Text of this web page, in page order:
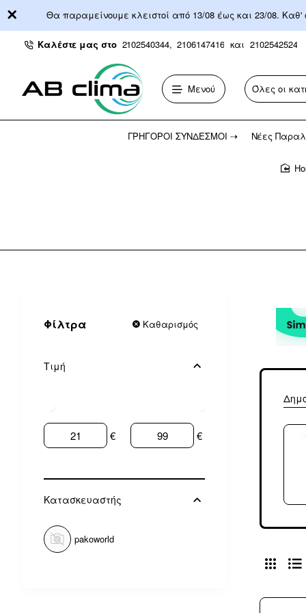
Θα παραμείνουμε κλειστοί από 13/08 έως και 23/08.
Καλέστε μας στο 2102540344, 2106147416 και 2102542524
Μενού Όλες οι
Αναζήτηση...
ΓΡΉΓΟΡΟΙ ΣΎΝΔΕΣΜΟΙ ⇢ Νέες
Φίλτρα Καθαρισμός
Τιμή
€ €
Κατασκευαστής
pakoworld